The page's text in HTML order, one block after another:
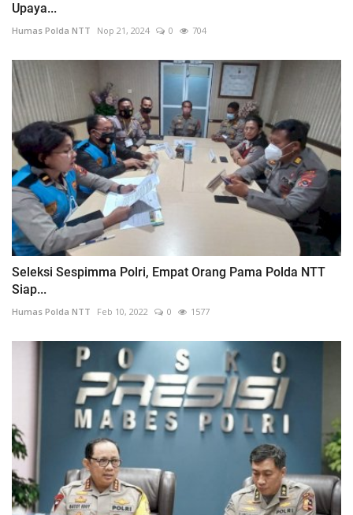
Upaya...
Humas Polda NTT Nop 21, 2024 0 704
Seleksi Sespimma Polri, Empat Orang Pama Polda NTT
Siap...
Humas Polda NTT Feb 10, 2022 0 1577